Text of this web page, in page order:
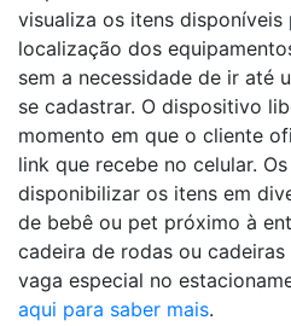
visualiza os itens disponíveis
localização dos
sem a necessidade de ir até
se cadastrar. O dispositivo
momento em que o cliente
link que recebe no celular.
disponibilizar os itens em
de bebê ou pet próximo à
cadeira de rodas ou
vaga especial no
aqui para saber mais.